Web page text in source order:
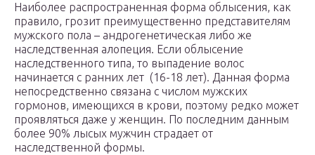
Наиболее распространенная форма облысения, как
правило, грозит преимущественно представителям
мужского пола – андрогенетическая либо же
наследственная алопеция. Если облысение
наследственного типа, то выпадение волос
начинается с ранних лет (16-18 лет). Данная форма
непосредственно связана с числом мужских
гормонов, имеющихся в крови, поэтому редко может
проявляться даже у женщин. По последним данным
более 90% лысых мужчин страдает от
наследственной формы.